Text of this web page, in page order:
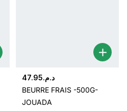
د.م.47.95
BEURRE FRAIS -500G-
JOUADA